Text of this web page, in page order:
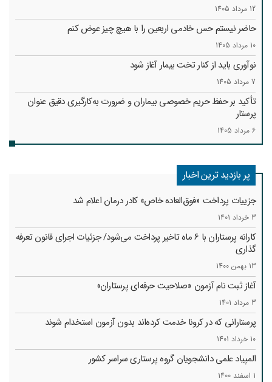
12 مرداد 1405
حاضر نیستم حس خادمی اربعین را با هیچ چیز عوض کنم
10 مرداد 1405
نوآوری باید از کنار تخت بیمار آغاز شود
7 مرداد 1405
تأکید بر حفظ حریم خصوصی بیماران و ضرورت به‌کارگیری دقیق عنوان
پرستار
6 مرداد 1405
پر بازدید ترین اخبار
جزییات پرداخت «فوق‌العاده خاص» کادر درمان اعلام شد
3 خرداد 1401
کارانه‌ پرستاران با 6 ماه تاخیر پرداخت می‌شود/ جزئیات اجرای قانون تعرفه
گذاری
13 بهمن 1400
آغاز ثبت نام آزمون «صلاحیت حرفه‌ای پرستاران»
3 مرداد 1401
پرستارانی که در کرونا خدمت کرد‌ه‌اند بدون آزمون استخدام شوند
10 خرداد 1401
المپیاد علمی دانشجویان گروه پرستاری سراسر کشور
1 اسفند 1400